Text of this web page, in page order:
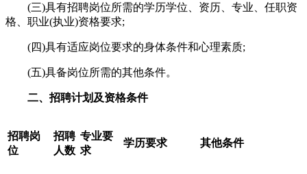
(三)具有招聘岗位所需的学历学位、资历、专业、任职资
格、职业(执业)资格要求;
(四)具有适应岗位要求的身体条件和心理素质;
(五)具备岗位所需的其他条件。
二、招聘计划及资格条件
招聘岗
位
招聘
人数
专业要
求
学历要求 其他条件